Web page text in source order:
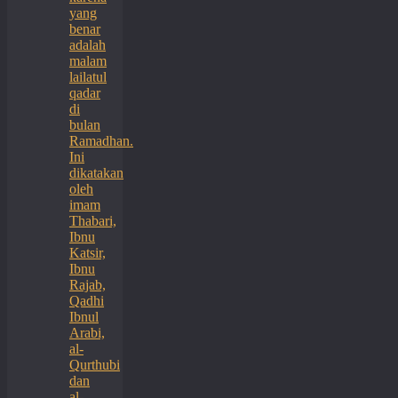
yang
benar
adalah
malam
lailatul
qadar
di
bulan
Ramadhan.
Ini
dikatakan
oleh
imam
Thabari,
Ibnu
Katsir,
Ibnu
Rajab,
Qadhi
Ibnul
Arabi,
al-
Qurthubi
dan